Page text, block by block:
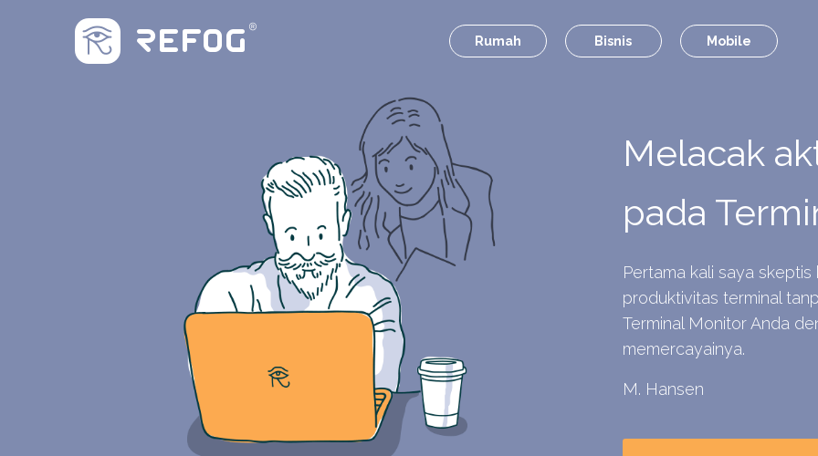
Rumah Bisnis Mobile
Melacak
pada
Pertama kali saya skeptis
produktivitas terminal
Terminal Monitor Anda
memercayainya.
M. Hansen